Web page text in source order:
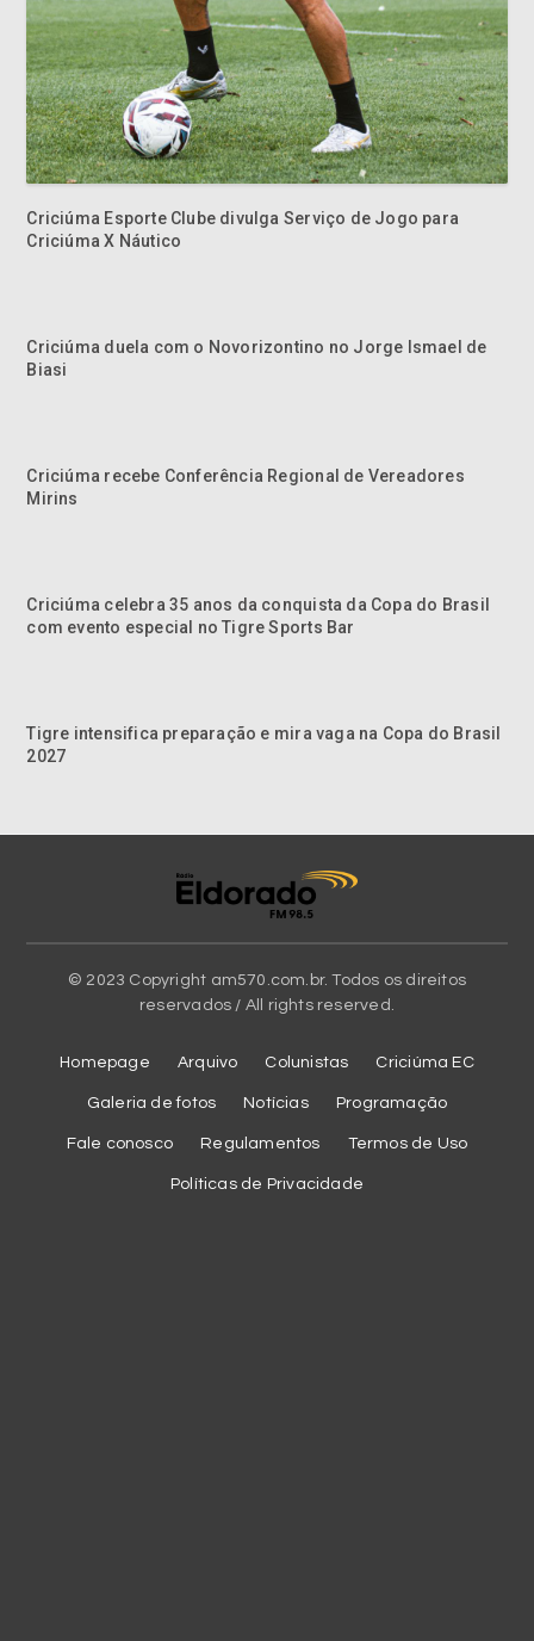
Criciúma Esporte Clube divulga Serviço de Jogo para
Criciúma X Náutico
Criciúma duela com o Novorizontino no Jorge Ismael de
Biasi
Criciúma recebe Conferência Regional de Vereadores
Mirins
Criciúma celebra 35 anos da conquista da Copa do Brasil
com evento especial no Tigre Sports Bar
Tigre intensifica preparação e mira vaga na Copa do Brasil
2027
© 2023 Copyright am570.com.br. Todos os direitos
reservados / All rights reserved.
Homepage Arquivo Colunistas Criciúma EC
Galeria de fotos Notícias Programação
Fale conosco Regulamentos Termos de Uso
Políticas de Privacidade